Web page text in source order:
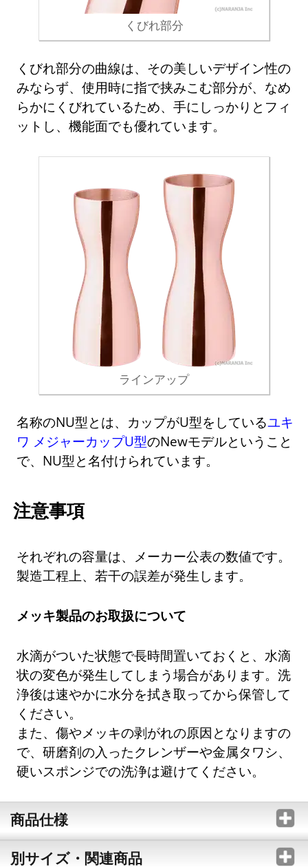
くびれ部分
くびれ部分の曲線は、その美しいデザイン性の
みならず、使用時に指で挟みこむ部分が、なめ
らかにくびれているため、手にしっかりとフィ
ットし、機能面でも優れています。
ラインアップ
名称のNU型とは、カップがU型をしているユキ
ワ メジャーカップU型のNewモデルということ
で、NU型と名付けられています。
注意事項
それぞれの容量は、メーカー公表の数値です。
製造工程上、若干の誤差が発生します。
メッキ製品のお取扱について
水滴がついた状態で長時間置いておくと、水滴
状の変色が発生してしまう場合があります。洗
浄後は速やかに水分を拭き取ってから保管して
ください。
また、傷やメッキの剥がれの原因となりますの
で、研磨剤の入ったクレンザーや金属タワシ、
硬いスポンジでの洗浄は避けてください。
商品仕様
別サイズ・関連商品